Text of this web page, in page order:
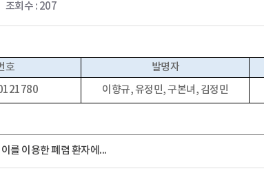
조회수 : 207
호 발명자
이향규, 유정민, 구본녀, 김정민
를 이용한 폐렴 환자에...